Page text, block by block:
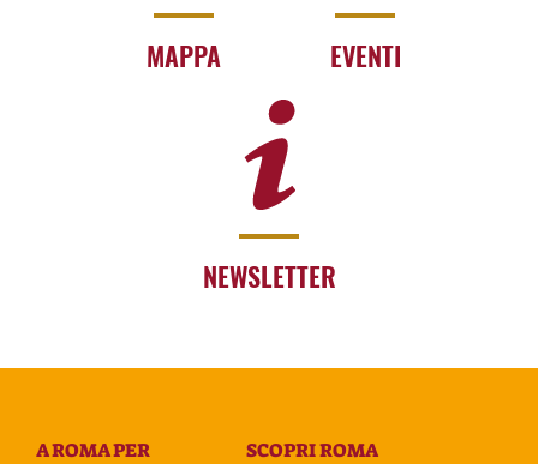
MAPPA EVENTI
NEWSLETTER
A ROMA PER SCOPRI ROMA